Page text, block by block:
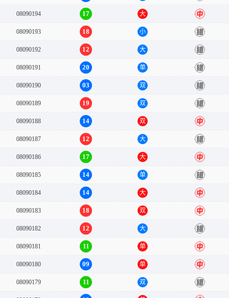
08090194 17 大 中
08090193 18 小 错
08090192 12 大 错
08090191 20 单 错
08090190 03 双 错
08090189 19 双 错
08090188 14 双 中
08090187 12 大 错
08090186 17 大 中
08090185 14 单 错
08090184 14 大 中
08090183 18 双 中
08090182 12 大 错
08090181 11 单 中
08090180 09 单 中
08090179 11 双 错